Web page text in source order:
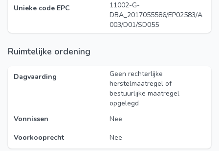
Unieke code EPC
11002-G-
DBA_2017055586/EP02583/A
003/D01/SD055
Ruimtelijke ordening
Dagvaarding
Geen rechterlijke
herstelmaatregel of
bestuurlijke maatregel
opgelegd
Vonnissen
Nee
Voorkooprecht
Nee